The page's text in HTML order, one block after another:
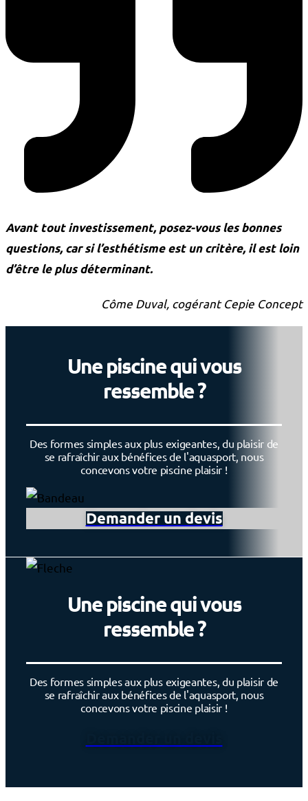
Avant tout investissement, posez-vous les bonnes
questions, car si l’esthétisme est un critère, il est loin
d’être le plus déterminant.
Côme Duval, cogérant Cepie Concept
Une piscine qui vous
ressemble ?
Des formes simples aux plus exigeantes, du plaisir de
se rafraîchir aux bénéfices de l'aquasport, nous
concevons votre piscine plaisir !
Demander un devis
Une piscine qui vous
ressemble ?
Des formes simples aux plus exigeantes, du plaisir de
se rafraîchir aux bénéfices de l'aquasport, nous
concevons votre piscine plaisir !